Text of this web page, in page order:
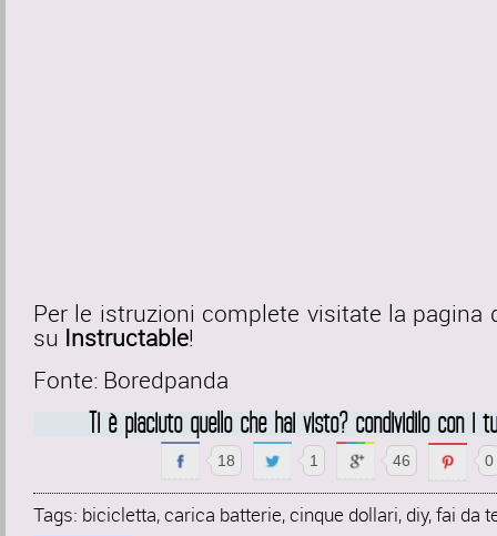
Per le istruzioni complete visitate la pagina
su Instructable!
Fonte: Boredpanda
Ti è piaciuto quello che hai visto? condividilo con i
18 1 46 0
Tags: bicicletta,carica batterie,cinque dollari, diy,fai da